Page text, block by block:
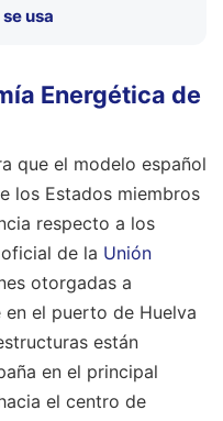
usa
Energética de
que el modelo español
los Estados miembros
respecto a los
de la Unión
otorgadas a
el puerto de Huelva
están
en el principal
el centro de